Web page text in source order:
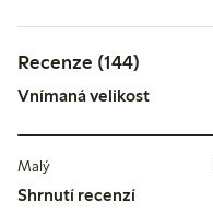
Recenze (144)
Vnímaná velikost
Malý
Shrnutí recenzí